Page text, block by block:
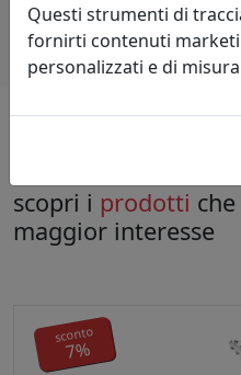
scopri i prodotti
maggior interesse
sconto
7%
Questi strumenti di
fornirti contenuti
personalizzati e di